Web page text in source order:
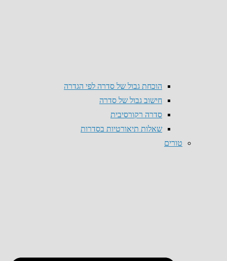
הוכחת גבול של סדרה לפי הגדרה
חישוב גבול של סדרה
סדרה רקורסיבית
שאלות תיאורטיות בסדרות
טורים